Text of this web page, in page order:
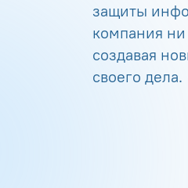
защиты
компания ни
создавая
своего дела.